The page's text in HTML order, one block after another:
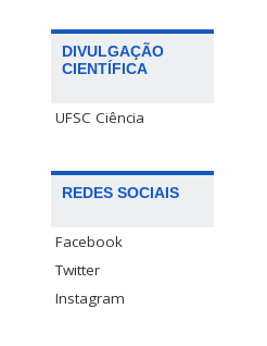
DIVULGAÇÃO
CIENTÍFICA
UFSC Ciência
REDES SOCIAIS
Facebook
Twitter
Instagram